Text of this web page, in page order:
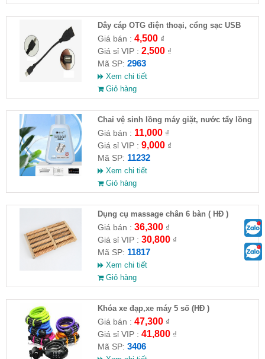
Dây cáp OTG điện thoại, cổng sạc USB
Giá bán : 4,500₫
Giá sỉ VIP : 2,500₫
Mã SP: 2963
Xem chi tiết
Giỏ hàng
Chai vệ sinh lồng máy giặt, nước tẩy lồng
máy giặt CLEANING FLUID
Giá bán : 11,000₫
Giá sỉ VIP : 9,000₫
Mã SP: 11232
Xem chi tiết
Giỏ hàng
Dụng cụ massage chân 6 bàn ( HĐ )
Giá bán : 36,300₫
Giá sỉ VIP : 30,800₫
Mã SP: 11817
Xem chi tiết
Giỏ hàng
Khóa xe đạp,xe máy 5 số (HĐ )
Giá bán : 47,300₫
Giá sỉ VIP : 41,800₫
Mã SP: 3406